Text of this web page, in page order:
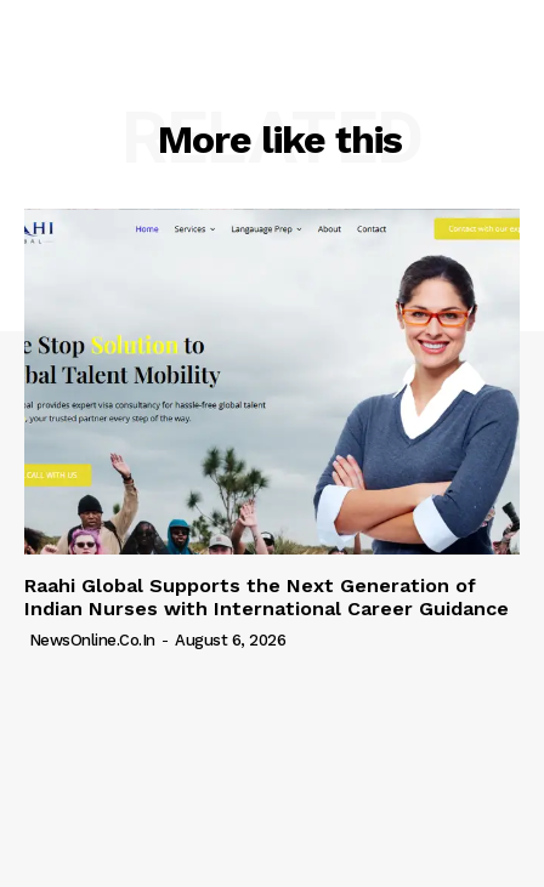
More like this
RELATED
Raahi Global Supports the Next Generation of
Indian Nurses with International Career Guidance
NewsOnline.co.in - August 6, 2026